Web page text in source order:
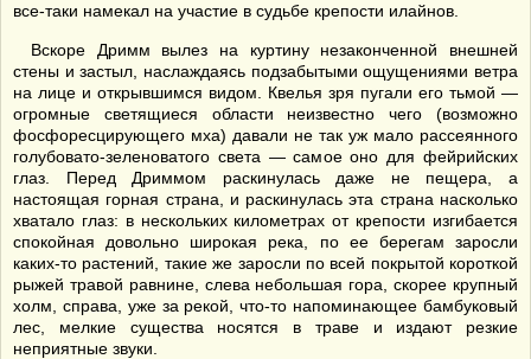
все-таки намекал на участие в судьбе крепости илайнов.
Вскоре Дримм вылез на куртину незаконченной внешней
стены и застыл, наслаждаясь подзабытыми ощущениями ветра
на лице и открывшимся видом. Квелья зря пугали его тьмой —
огромные светящиеся области неизвестно чего (возможно
фосфоресцирующего мха) давали не так уж мало рассеянного
голубовато-зеленоватого света — самое оно для фейрийских
глаз. Перед Дриммом раскинулась даже не пещера, а
настоящая горная страна, и раскинулась эта страна насколько
хватало глаз: в нескольких километрах от крепости изгибается
спокойная довольно широкая река, по ее берегам заросли
каких-то растений, такие же заросли по всей покрытой короткой
рыжей травой равнине, слева небольшая гора, скорее крупный
холм, справа, уже за рекой, что-то напоминающее бамбуковый
лес, мелкие существа носятся в траве и издают резкие
неприятные звуки.